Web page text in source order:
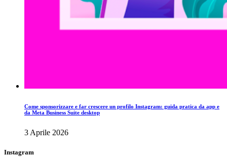
Come sponsorizzare e far crescere un profilo Instagram: guida pratica da app e
da Meta Business Suite desktop
3 Aprile 2026
Instagram